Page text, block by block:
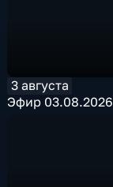
3 августа
Эфир 03.08.2026